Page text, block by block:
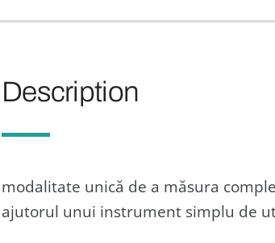
Description
modalitate unică de a măsura
ajutorul unui instrument simplu de